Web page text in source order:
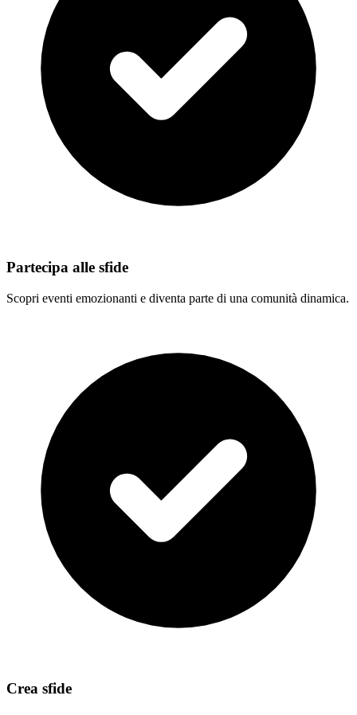
Partecipa alle sfide
Scopri eventi emozionanti e diventa parte di una comunità dinamica.
Crea sfide